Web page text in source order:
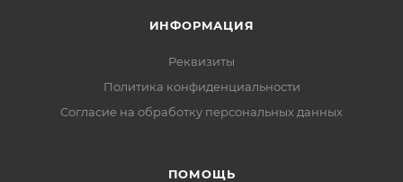
ИНФОРМАЦИЯ
Реквизиты
Политика конфиденциальности
Cогласие на обработку персональных данных
ПОМОЩЬ